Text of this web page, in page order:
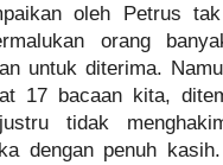
oleh Petrus
orang
untuk diterima.
17 bacaan kita,
tidak
dengan penuh